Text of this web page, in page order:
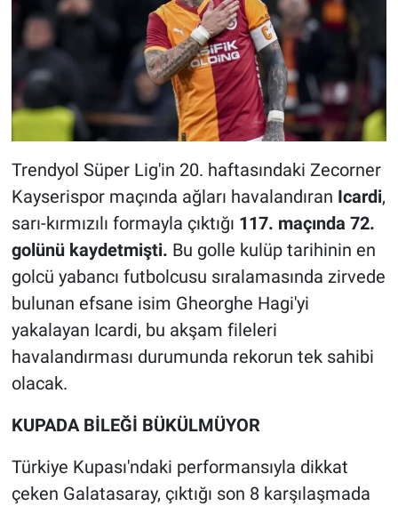
Trendyol Süper Lig'in 20. haftasındaki Zecorner
Kayserispor maçında ağları havalandıran Icardi,
sarı-kırmızılı formayla çıktığı 117. maçında 72.
golünü kaydetmişti. Bu golle kulüp tarihinin en
golcü yabancı futbolcusu sıralamasında zirvede
bulunan efsane isim Gheorghe Hagi'yi
yakalayan Icardi, bu akşam fileleri
havalandırması durumunda rekorun tek sahibi
olacak.
KUPADA BİLEĞİ BÜKÜLMÜYOR
Türkiye Kupası'ndaki performansıyla dikkat
çeken Galatasaray, çıktığı son 8 karşılaşmada